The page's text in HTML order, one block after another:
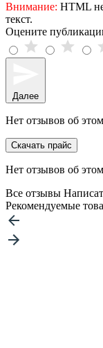
Внимание: HTML
текст.
Оцените
Далее
Нет отзывов об
Скачать прайс
Нет отзывов об
Все отзывы
Рекомендуемые